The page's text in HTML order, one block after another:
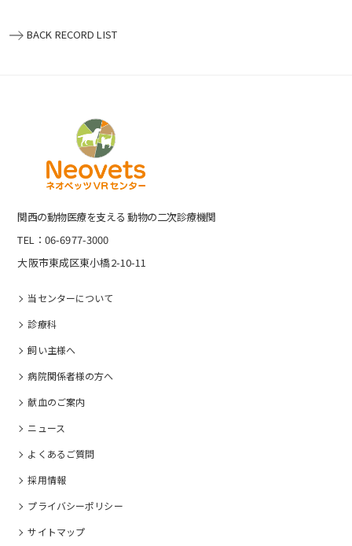
BACK RECORD LIST
関⻄の動物医療を⽀える 動物の⼆次診療機関
TEL：06-6977-3000
大阪市東成区東小橋2-10-11
当センターについて
診療科
飼い主様へ
病院関係者様の⽅へ
献血のご案内
ニュース
よくあるご質問
採⽤情報
プライバシーポリシー
サイトマップ